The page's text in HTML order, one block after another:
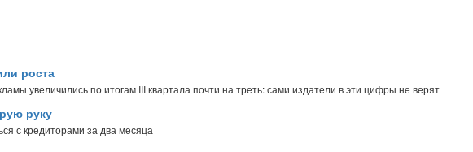
роста
увеличились по итогам III квартала почти на треть: сами издатели в эти цифры не верят
руку
с кредиторами за два месяца